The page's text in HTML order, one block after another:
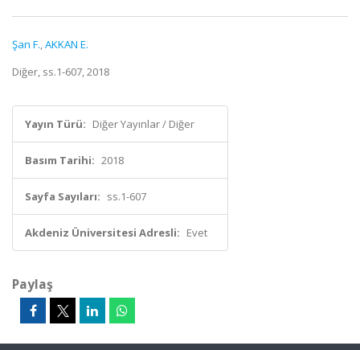
Şan F.,AKKAN E.
Diğer, ss.1-607, 2018
Yayın Türü: Diğer Yayınlar / Diğer
Basım Tarihi: 2018
Sayfa Sayıları: ss.1-607
Akdeniz Üniversitesi Adresli: Evet
Paylaş